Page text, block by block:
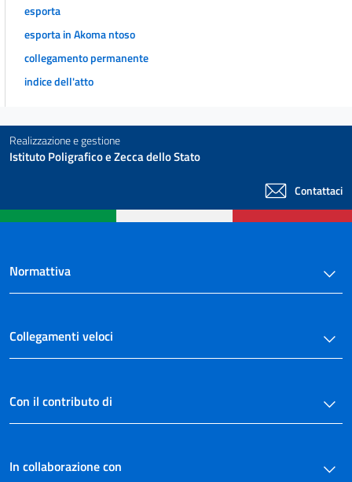
art. 35
art. 36
art. 36 bis
art. 37
art. 39
art. 40
art. 42
art. 44
art. 45
art. 47
esporta
esporta in Akoma ntoso
collegamento permanente
indice dell'atto
Realizzazione e gestione
Istituto Poligrafico e Zecca dello Stato
Contattaci
Normattiva
Collegamenti veloci
Con il contributo di
In collaborazione con